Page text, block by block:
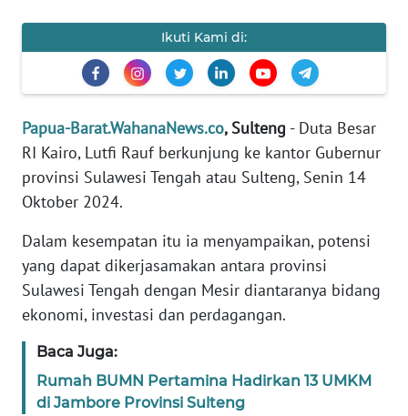
Ikuti Kami di:
Papua-Barat.WahanaNews.co, Sulteng - Duta Besar
RI Kairo, Lutfi Rauf berkunjung ke kantor Gubernur
provinsi Sulawesi Tengah atau Sulteng, Senin 14
Oktober 2024.
Dalam kesempatan itu ia menyampaikan, potensi
yang dapat dikerjasamakan antara provinsi
Sulawesi Tengah dengan Mesir diantaranya bidang
ekonomi, investasi dan perdagangan.
Baca Juga:
Rumah BUMN Pertamina Hadirkan 13 UMKM
di Jambore Provinsi Sulteng
PEDOMAN
KARIR
DISCLAIMER
News
Regional
SUMUT
WN